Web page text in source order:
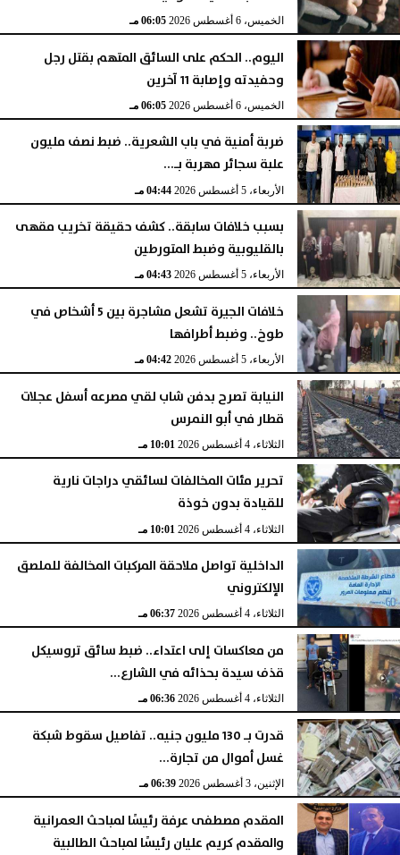
الخميس، 6 أغسطس 2026 06:06 مـ
الخميس، 6 أغسطس 2026 06:05 مـ
اليوم.. الحكم على السائق المتهم بقتل رجل
وحفيدته وإصابة 11 آخرين
الخميس، 6 أغسطس 2026 06:05 مـ
ضربة أمنية في باب الشعرية.. ضبط نصف مليون
علبة سجائر مهربة بـ...
الأربعاء، 5 أغسطس 2026 04:44 مـ
بسبب خلافات سابقة.. كشف حقيقة تخريب مقهى
بالقليوبية وضبط المتورطين
الأربعاء، 5 أغسطس 2026 04:43 مـ
خلافات الجيرة تشعل مشاجرة بين 5 أشخاص في
طوخ.. وضبط أطرافها
الأربعاء، 5 أغسطس 2026 04:42 مـ
النيابة تصرح بدفن شاب لقي مصرعه أسفل عجلات
قطار في أبو النمرس
الثلاثاء، 4 أغسطس 2026 10:01 مـ
تحرير مئات المخالفات لسائقي دراجات نارية
للقيادة بدون خوذة
الثلاثاء، 4 أغسطس 2026 10:01 مـ
الداخلية تواصل ملاحقة المركبات المخالفة للملصق
الإلكتروني
الثلاثاء، 4 أغسطس 2026 06:37 مـ
من معاكسات إلى اعتداء.. ضبط سائق تروسيكل
قذف سيدة بحذائه في الشارع...
الثلاثاء، 4 أغسطس 2026 06:36 مـ
قدرت بـ 130 مليون جنيه.. تفاصيل سقوط شبكة
غسل أموال من تجارة...
الإثنين، 3 أغسطس 2026 06:39 مـ
المقدم مصطفى عرفة رئيسًا لمباحث العمرانية
والمقدم كريم عليان رئيسًا لمباحث الطالبية